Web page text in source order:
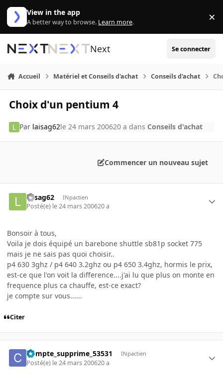
Aller au contenu
View in the app
A better way to browse. Learn more. ×
Next Se connecter
Accueil Matériel et Conseils d'achat Conseils d'achat
Choix d'un pentium 4
Par laisag62le 24 mars 200620 a dans Conseils d'achat
Commencer un nouveau sujet
laisag62 INpactien
Posté(e) le 24 mars 200620 a
Bonsoir à tous,
Voila je dois équipé un barebone shuttle sb81p socket 775
mais je ne sais pas quoi choisir..
p4 630 3ghz / p4 640 3.2ghz ou p4 650 3.4ghz, hormis le prix,
est-ce que l'on voit la difference....j'ai lu que plus on monte en
frequence plus ca chauffe, est-ce exact?
je compte sur vous......
Citer
Compte_supprime_53531 INpactien
Posté(e) le 24 mars 200620 a